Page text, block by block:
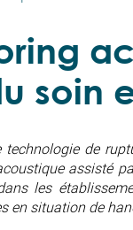
soin
technologie de
assisté
les
en situation de